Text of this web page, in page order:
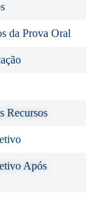
da Prova Oral
Recursos
Após